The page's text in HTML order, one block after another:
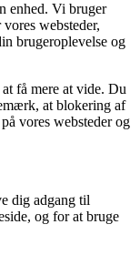
enhed. Vi bruger
websteder,
brugeroplevelse og
få mere at vide. Du
at blokering af
vores websteder og
dig adgang til
og for at bruge